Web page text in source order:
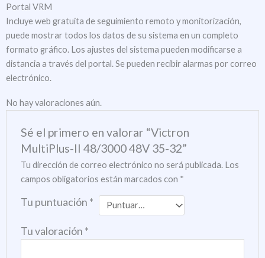
Portal VRM
Incluye web gratuita de seguimiento remoto y monitorización,
puede mostrar todos los datos de su sistema en un completo
formato gráfico. Los ajustes del sistema pueden modificarse a
distancia a través del portal. Se pueden recibir alarmas por correo
electrónico.
No hay valoraciones aún.
Sé el primero en valorar “Victron
MultiPlus-II 48/3000 48V 35-32”
Tu dirección de correo electrónico no será publicada. Los
campos obligatorios están marcados con *
Tu puntuación *
Tu valoración *